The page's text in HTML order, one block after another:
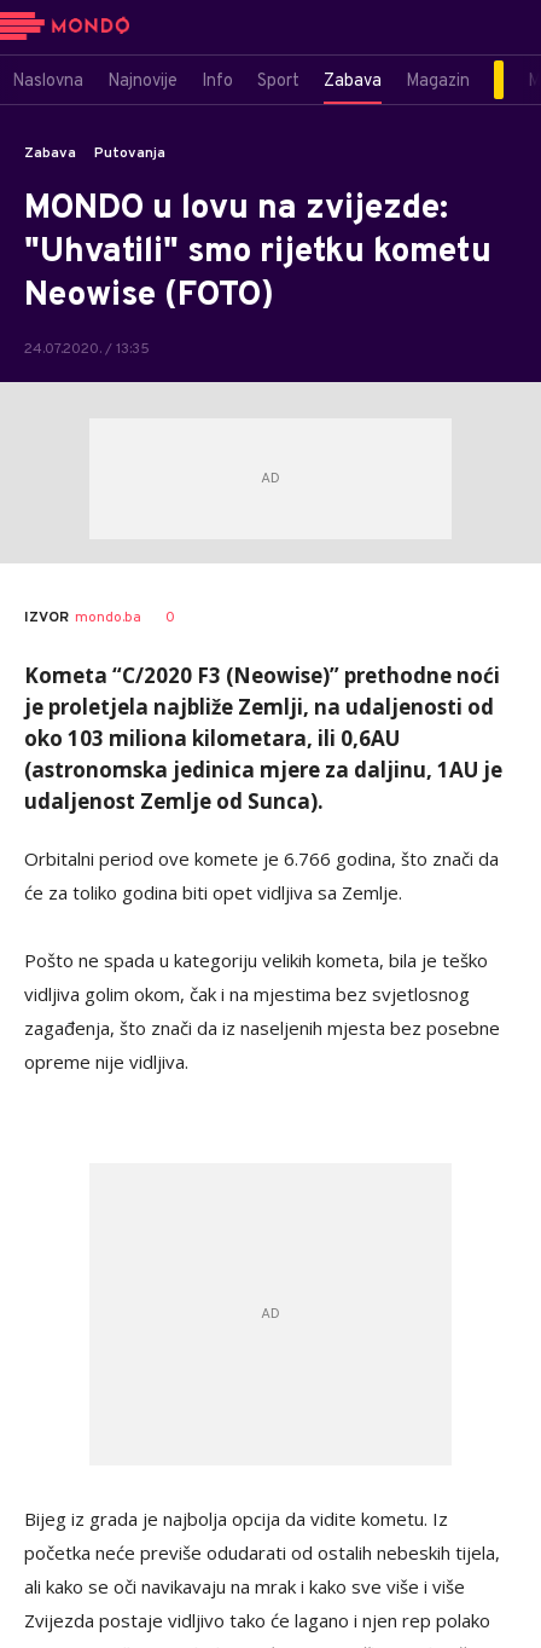
Naslovna Najnovije Info Sport Zabava Magazin
Zabava Putovanja
MONDO u lovu na zvijezde:
"Uhvatili" smo rijetku kometu
Neowise (FOTO)
24.07.2020. / 13:35
AUTOR Ševčuk
IZVOR mondo.ba 0
Kometa “C/2020 F3 (Neowise)” prethodne noći
je proletjela najbliže Zemlji, na udaljenosti od
oko 103 miliona kilometara, ili 0,6AU
(astronomska jedinica mjere za daljinu, 1AU je
udaljenost Zemlje od Sunca).
Orbitalni period ove komete je 6.766 godina, što znači da
će za toliko godina biti opet vidljiva sa Zemlje.
Pošto ne spada u kategoriju velikih kometa, bila je teško
vidljiva golim okom, čak i na mjestima bez svjetlosnog
zagađenja, što znači da iz naseljenih mjesta bez posebne
opreme nije vidljiva.
Bijeg iz grada je najbolja opcija da vidite kometu. Iz
početka neće previše odudarati od ostalih nebeskih tijela,
ali kako se oči navikavaju na mrak i kako sve više i više
Zvijezda postaje vidljivo tako će lagano i njen rep polako